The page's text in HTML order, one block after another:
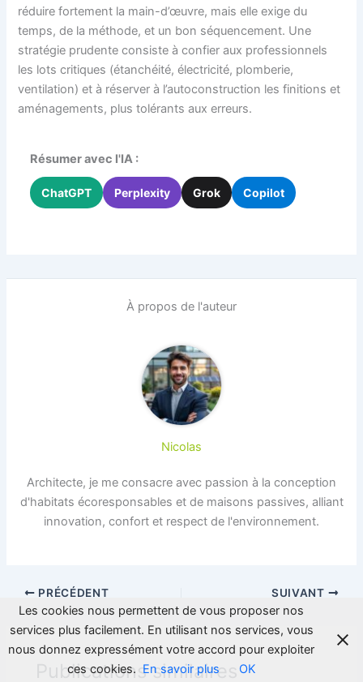
réduire fortement la main-d’œuvre, mais elle exige du
temps, de la méthode, et un bon séquencement. Une
stratégie prudente consiste à confier aux professionnels
les lots critiques (étanchéité, électricité, plomberie,
ventilation) et à réserver à l’autoconstruction les finitions et
aménagements, plus tolérants aux erreurs.
Résumer avec l'IA :
ChatGPT Perplexity Grok Copilot
À propos de l'auteur
Nicolas
Architecte, je me consacre avec passion à la conception
d'habitats écoresponsables et de maisons passives, alliant
innovation, confort et respect de l'environnement.
PRÉCÉDENT SUIVANT
Publications similaires
Les cookies nous permettent de vous proposer nos
services plus facilement. En utilisant nos services, vous
nous donnez expressément votre accord pour exploiter
ces cookies. En savoir plus OK